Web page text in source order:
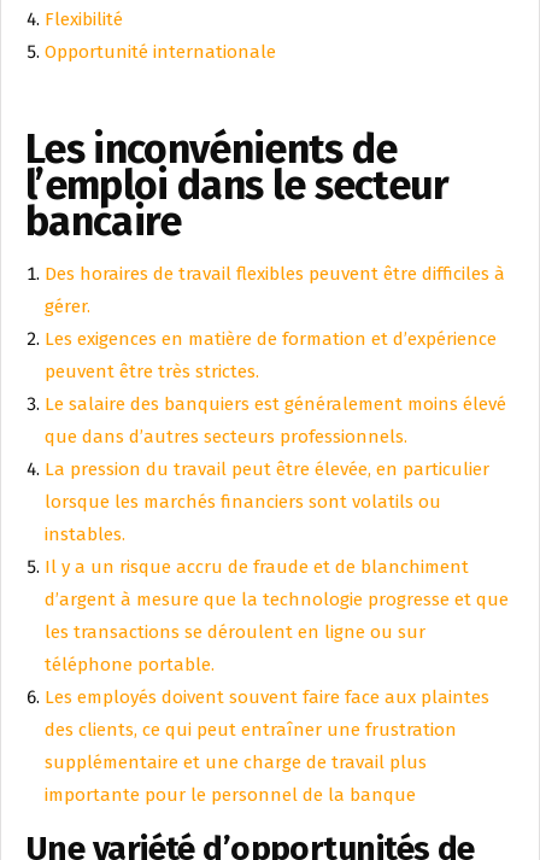
Flexibilité
Opportunité internationale
Les inconvénients de
l’emploi dans le secteur
bancaire
Des horaires de travail flexibles peuvent être difficiles à
gérer.
Les exigences en matière de formation et d’expérience
peuvent être très strictes.
Le salaire des banquiers est généralement moins élevé
que dans d’autres secteurs professionnels.
La pression du travail peut être élevée, en particulier
lorsque les marchés financiers sont volatils ou
instables.
Il y a un risque accru de fraude et de blanchiment
d’argent à mesure que la technologie progresse et que
les transactions se déroulent en ligne ou sur
téléphone portable.
Les employés doivent souvent faire face aux plaintes
des clients, ce qui peut entraîner une frustration
supplémentaire et une charge de travail plus
importante pour le personnel de la banque
Une variété d’opportunités de